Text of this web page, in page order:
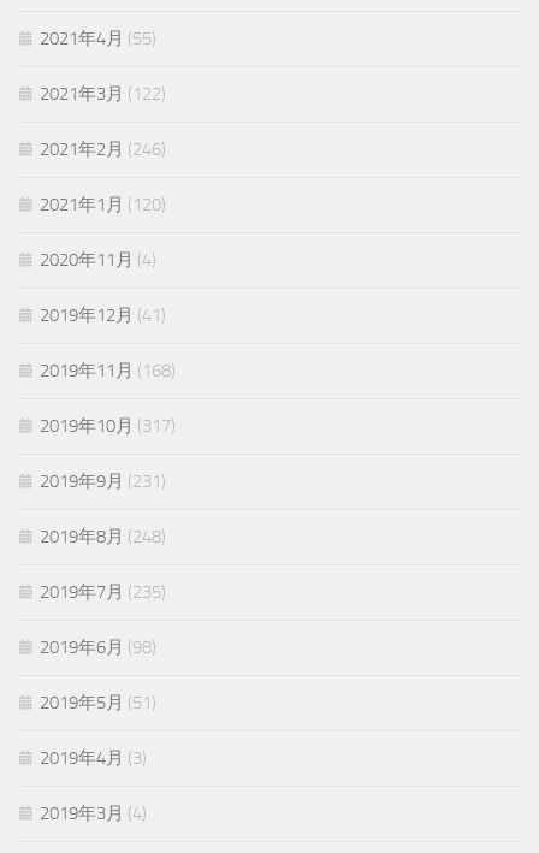
2021年4月 (55)
2021年3月 (122)
2021年2月 (246)
2021年1月 (120)
2020年11月 (4)
2019年12月 (41)
2019年11月 (168)
2019年10月 (317)
2019年9月 (231)
2019年8月 (248)
2019年7月 (235)
2019年6月 (98)
2019年5月 (51)
2019年4月 (3)
2019年3月 (4)